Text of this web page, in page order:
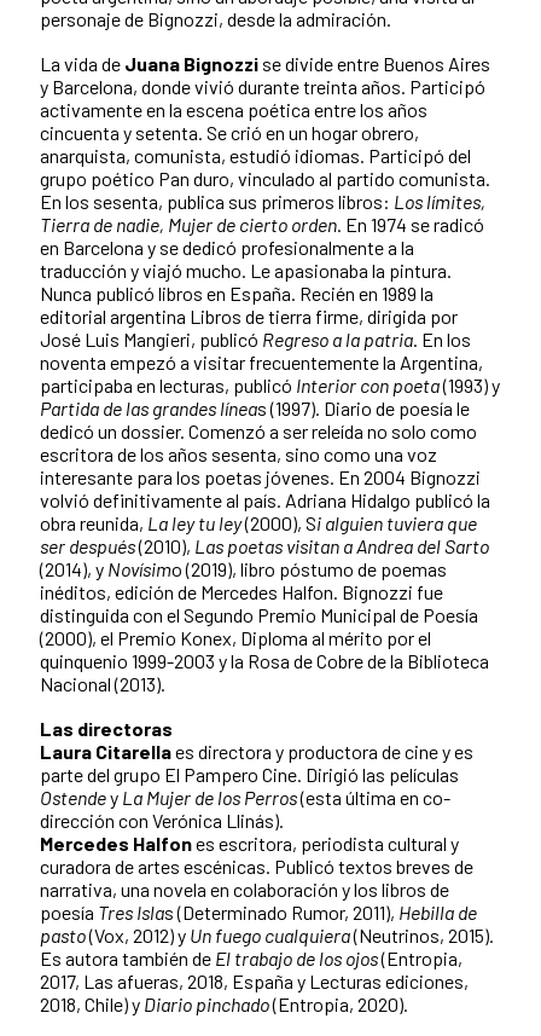
personaje de Bignozzi, desde la admiración.
La vida de Juana Bignozzi se divide entre Buenos Aires
y Barcelona, donde vivió durante treinta años. Participó
activamente en la escena poética entre los años
cincuenta y setenta. Se crió en un hogar obrero,
anarquista, comunista, estudió idiomas. Participó del
grupo poético Pan duro, vinculado al partido comunista.
En los sesenta, publica sus primeros libros: Los límites,
Tierra de nadie, Mujer de cierto orden. En 1974 se radicó
en Barcelona y se dedicó profesionalmente a la
traducción y viajó mucho. Le apasionaba la pintura.
Nunca publicó libros en España. Recién en 1989 la
editorial argentina Libros de tierra firme, dirigida por
José Luis Mangieri, publicó Regreso a la patria. En los
noventa empezó a visitar frecuentemente la Argentina,
participaba en lecturas, publicó Interior con poeta(1993) y
Partida de las grandes líneas (1997). Diario de poesía le
dedicó un dossier. Comenzó a ser releída no solo como
escritora de los años sesenta, sino como una voz
interesante para los poetas jóvenes. En 2004 Bignozzi
volvió definitivamente al país. Adriana Hidalgo publicó la
obra reunida, La ley tu ley(2000), Si alguien tuviera que
ser después(2010), Las poetas visitan a Andrea del Sarto
(2014), y Novísimo (2019), libro póstumo de poemas
inéditos, edición de Mercedes Halfon. Bignozzi fue
distinguida con el Segundo Premio Municipal de Poesía
(2000), el Premio Konex, Diploma al mérito por el
quinquenio 1999-2003 y la Rosa de Cobre de la Biblioteca
Nacional (2013).
Las directoras
Laura Citarellaes directora y productora de cine y es
parte del grupo El Pampero Cine. Dirigió las películas
Ostendey La Mujer de los Perros(esta última en co-
dirección con Verónica Llinás).
Mercedes Halfones escritora, periodista cultural y
curadora de artes escénicas. Publicó textos breves de
narrativa, una novela en colaboración y los libros de
poesía Tres Islas (Determinado Rumor, 2011), Hebilla de
pasto(Vox, 2012) y Un fuego cualquiera(Neutrinos, 2015).
Es autora también de El trabajo de los ojos(Entropia,
2017, Las afueras, 2018, España y Lecturas ediciones,
2018, Chile) y Diario pinchado(Entropia, 2020).